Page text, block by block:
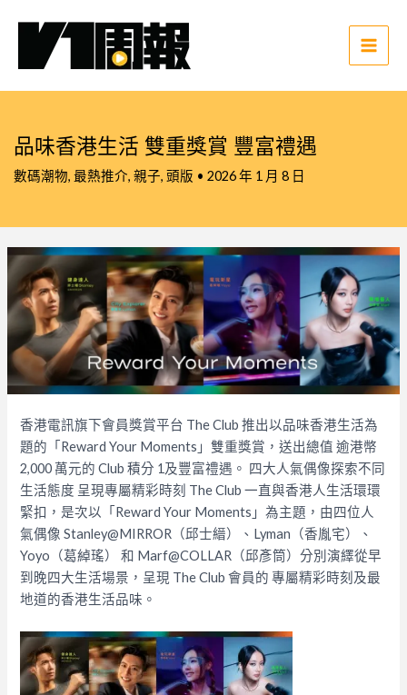
Main
品味香港生活 雙重獎賞 豐富禮遇
數碼潮物, 最熱推介, 親子, 頭版 • 2026 年 1 月 8 日
香港電訊旗下會員獎賞平台 The Club 推出以品味香港生活為
題的「Reward Your Moments」雙重獎賞，送出總值 逾港幣
2,000 萬元的 Club 積分 1及豐富禮遇。 四大人氣偶像探索不同
生活態度 呈現專屬精彩時刻 The Club 一直與香港人生活環環
緊扣，是次以「Reward Your Moments」為主題，由四位人
氣偶像 Stanley@MIRROR（邱士縉）、Lyman（香胤宅）、
Yoyo（葛綽瑤） 和 Marf@COLLAR（邱彥筒）分別演繹從早
到晚四大生活場景，呈現 The Club 會員的 專屬精彩時刻及最
地道的香港生活品味。